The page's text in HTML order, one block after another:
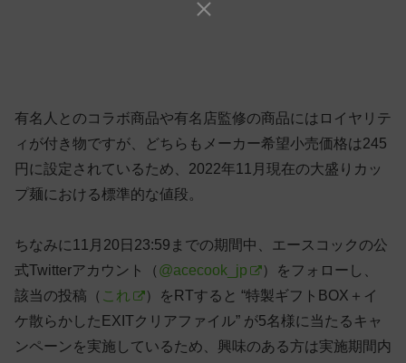
有名人とのコラボ商品や有名店監修の商品にはロイヤリテ
ィが付き物ですが、どちらもメーカー希望小売価格は245
円に設定されているため、2022年11月現在の大盛りカッ
プ麺における標準的な値段。
ちなみに11月20日23:59までの期間中、エースコックの公
式Twitterアカウント（ @acecook_jp
）をフォローし、
該当の投稿（ これ
）をRTすると “特製ギフトBOX＋イ
ケ散らかしたEXITクリアファイル” が5名様に当たるキャ
ンペーンを実施しているため、興味のある方は実施期間内